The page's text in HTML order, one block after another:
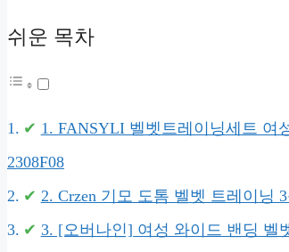
쉬운 목차
1. FANSYLI 벨벳트레이닝세트 여
2308F08
2. Crzen 기모 도톰 벨벳 트레이닝
3. [오버나인] 여성 와이드 밴딩 벨